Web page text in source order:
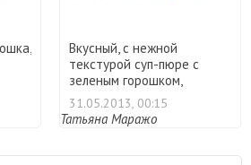
Вкусный, с нежной
текстурой суп-пюре с
зеленым горошком,
фенхелем и ...
31.05.2013, 00:15
Татьяна Маражо